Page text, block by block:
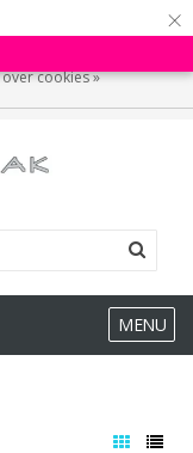
×
MENU
Is dat akkoord?
cookies »